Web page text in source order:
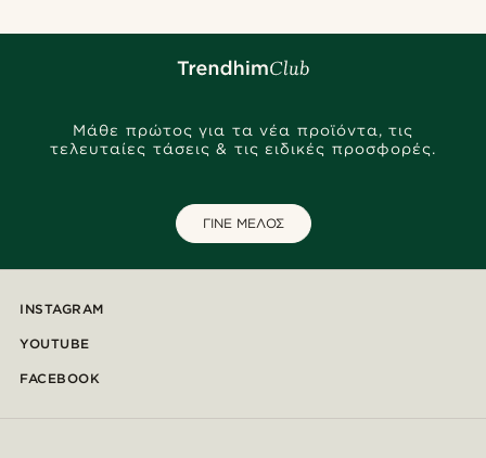
Μάθε πρώτος για τα νέα προϊόντα, τις
τελευταίες τάσεις & τις ειδικές προσφορές.
ΓΙΝΕ ΜΕΛΟΣ
INSTAGRAM
YOUTUBE
FACEBOOK